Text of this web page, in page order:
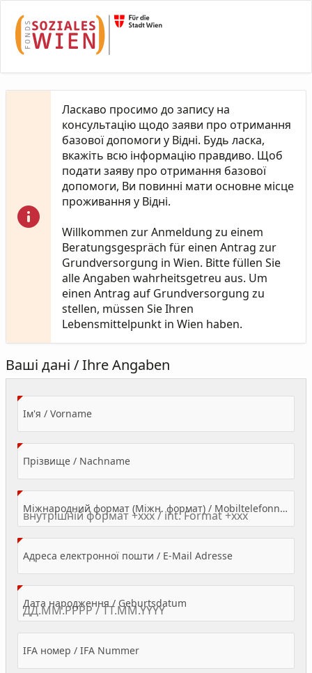
Ласкаво просимо до запису на
консультацію щодо заяви про отримання
базової допомоги у Відні. Будь ласка,
вкажіть всю інформацію правдиво. Щоб
подати заяву про отримання базової
допомоги, Ви повинні мати основне місце
проживання у Відні.
Willkommen zur Anmeldung zu einem
Beratungsgespräch für einen Antrag zur
Grundversorgung in Wien. Bitte füllen Sie
alle Angaben wahrheitsgetreu aus. Um
einen Antrag auf Grundversorgung zu
stellen, müssen Sie Ihren
Lebensmittelpunkt in Wien haben.
Ваші дані / Ihre Angaben
Ім'я / Vorname(Value Required)
Прізвище / Nachname(Value Required)
Міжнародний формат (Міжн. формат) / Mobiltelefonnummer
Адреса електронної пошти / E-Mail Adresse(Value Required)
Дата народження / Geburtsdatum
IFA номер / IFA Nummer